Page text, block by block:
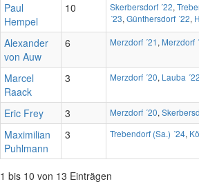
Paul
Hempel
10 Skerbersdorf ´22,
´23, Günthersdorf ´22,
Alexander
von Auw
6 Merzdorf ´21 , Merzdorf
Marcel
Raack
3 Merzdorf ´20, Lauba
Eric Frey 3 Merzdorf ´20,
Maximilian
Puhlmann
3 Trebendorf (Sa.) ´24,
1 bis 10 von 13 Einträgen